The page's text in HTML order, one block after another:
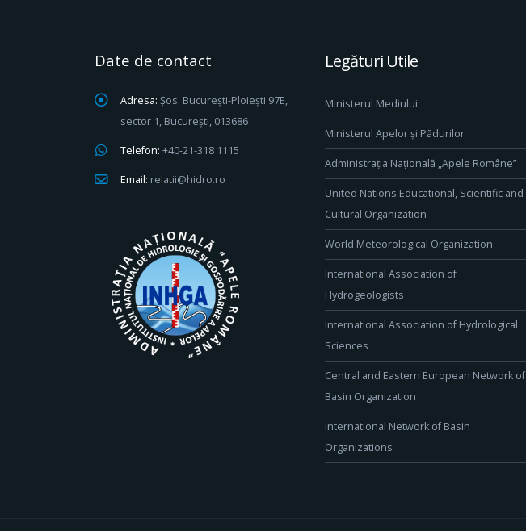
Date de contact
Adresa: Șos. București-Ploiești 97E,
sector 1, București, 013686
Telefon: +40-21-318 1115
Email: relatii@hidro.ro
Legături Utile
Ministerul Mediului
Ministerul Apelor și Pădurilor
Administrația Națională „Apele Române”
United Nations Educational, Scientific and
Cultural Organization
World Meteorological Organization
International Association of
Hydrogeologists
International Association of Hydrological
Sciences
Central and Eastern European Network of
Basin Organization
International Network of Basin
Organizations